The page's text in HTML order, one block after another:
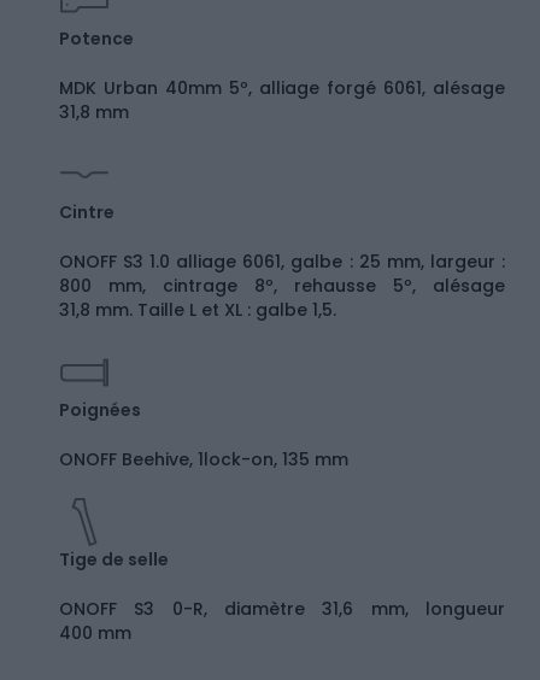
Potence
MDK Urban 40mm 5º, alliage forgé 6061, alésage
31,8 mm
Cintre
ONOFF S3 1.0 alliage 6061, galbe : 25 mm, largeur :
800 mm, cintrage 8º, rehausse 5º, alésage
31,8 mm. Taille L et XL : galbe 1,5.
Poignées
ONOFF Beehive, 1lock-on, 135 mm
Tige de selle
ONOFF S3 0-R, diamètre 31,6 mm, longueur
400 mm